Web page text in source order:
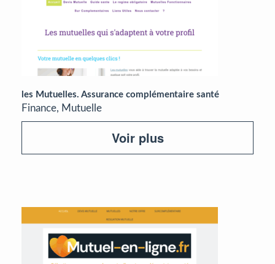
les Mutuelles. Assurance complémentaire santé
Finance, Mutuelle
Voir plus